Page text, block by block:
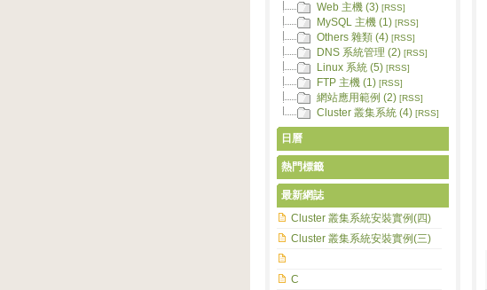
Web 主機 (3) [RSS]
MySQL 主機 (1) [RSS]
Others 雜類 (4) [RSS]
DNS 系統管理 (2) [RSS]
Linux 系統 (5) [RSS]
FTP 主機 (1) [RSS]
網站應用範例 (2) [RSS]
Cluster 叢集系統 (4) [RSS]
日曆
熱門標籤
最新網誌
Cluster 叢集系統安裝實例(四)
Cluster 叢集系統安裝實例(三)
C